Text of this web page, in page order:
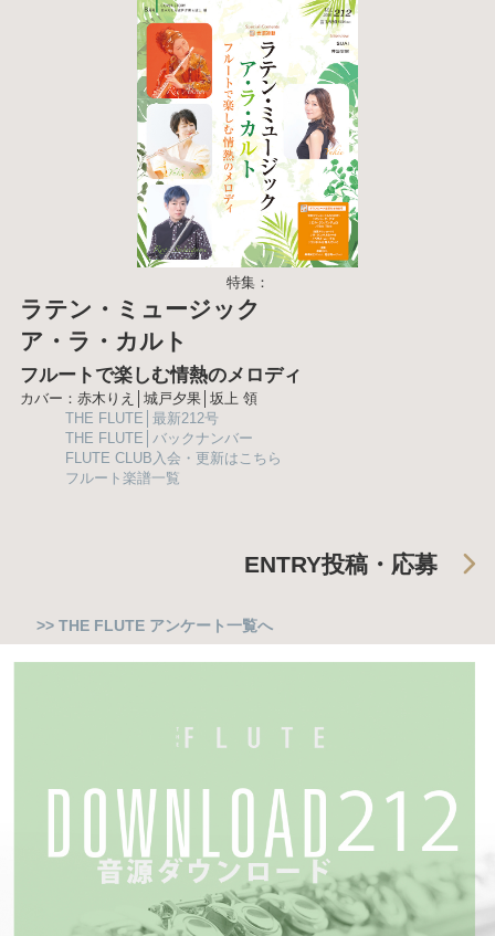
特集：
ラテン・ミュージック
ア・ラ・カルト
フルートで楽しむ情熱のメロディ
カバー：赤木りえ│城戸夕果│坂上 領
THE FLUTE│最新212号
THE FLUTE│バックナンバー
FLUTE CLUB入会・更新はこちら
フルート楽譜一覧
ENTRY投稿・応募
>> THE FLUTE アンケート一覧へ